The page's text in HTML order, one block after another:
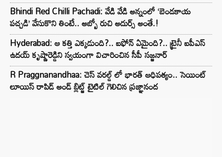
Bhindi Red Chilli Pachadi: వేడి వేడి అన్నంలో ‘బెండకాయ
పచ్చడి’ వేసుకొని తింటే.. అబ్బో రుచి అదుర్స్ అంతే.!
Hyderabad: ఆ కత్తి ఎక్కడుంది?.. ఐఫోన్ ఏమైంది?.. ట్రైనీ ఐపీఎస్
ఉదయ్ కృష్ణారెడ్డిని స్వయంగా విచారించిన సీపీ సజ్జనార్‌
R Praggnanandhaa: చెస్ వరల్డ్ లో భారత్ ఆధిపత్యం.. సెయింట్
లూయిస్ రాపిడ్ అండ్ బ్లిట్జ్ టైటిల్ గెలిచిన ప్రజ్ఞానంద